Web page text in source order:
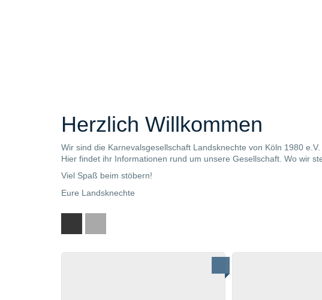
Herzlich Willkommen
Wir sind die Karnevalsgesellschaft Landsknechte von Köln 1980
Hier findet ihr Informationen rund um unsere Gesellschaft. Wo wir
Viel Spaß beim stöbern!
Eure Landsknechte